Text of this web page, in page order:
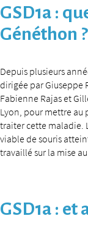
GSD1a :
Généthon ?
Depuis plusieurs
dirigée par
Fabienne Rajas et
Lyon, pour mettre
traiter cette maladie.
viable de souris
travaillé sur la mise
GSD1a :